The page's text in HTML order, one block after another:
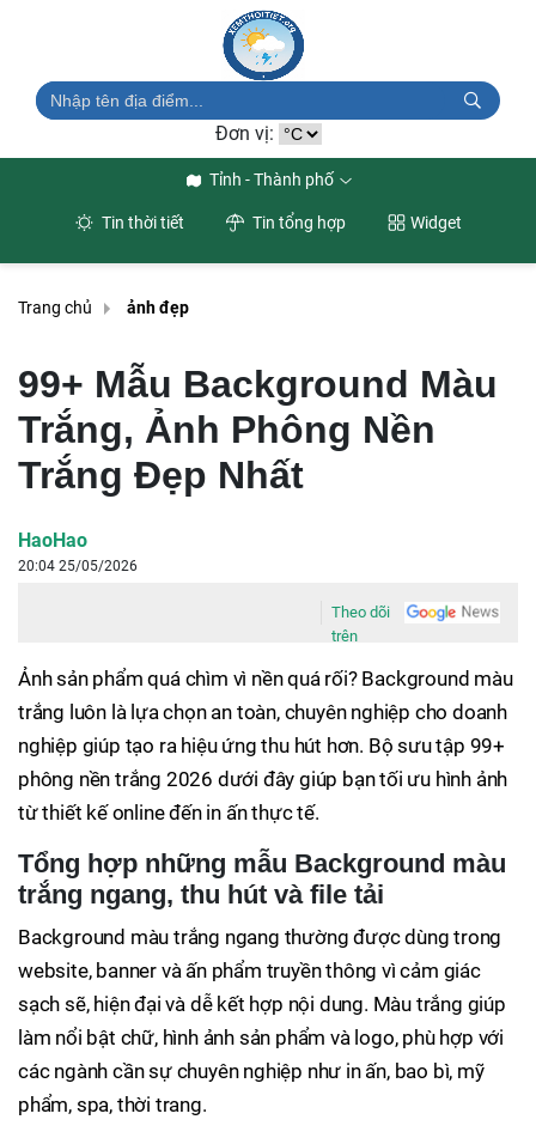
Đơn vị:
Tỉnh - Thành phố
Tin thời tiết Tin tổng hợp Widget
Trang chủ ảnh đẹp
99+ Mẫu Background Màu
Trắng, Ảnh Phông Nền
Trắng Đẹp Nhất
HaoHao
20:04 25/05/2026
Theo dõi
trên
Ảnh sản phẩm quá chìm vì nền quá rối? Background màu
trắng luôn là lựa chọn an toàn, chuyên nghiệp cho doanh
nghiệp giúp tạo ra hiệu ứng thu hút hơn. Bộ sưu tập 99+
phông nền trắng 2026 dưới đây giúp bạn tối ưu hình ảnh
từ thiết kế online đến in ấn thực tế.
Tổng hợp những mẫu Background màu
trắng ngang, thu hút và file tải
Background màu trắng ngang thường được dùng trong
website, banner và ấn phẩm truyền thông vì cảm giác
sạch sẽ, hiện đại và dễ kết hợp nội dung. Màu trắng giúp
làm nổi bật chữ, hình ảnh sản phẩm và logo, phù hợp với
các ngành cần sự chuyên nghiệp như in ấn, bao bì, mỹ
phẩm, spa, thời trang.